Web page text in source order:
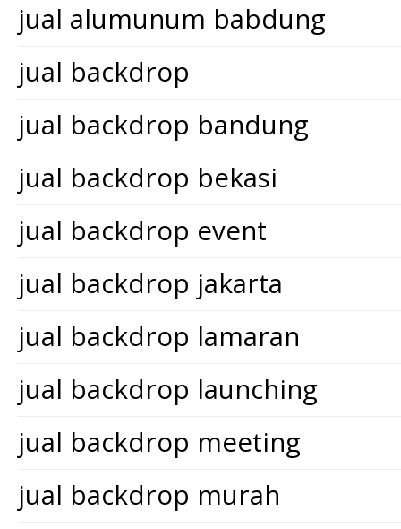
jual alumunum babdung
jual backdrop
jual backdrop bandung
jual backdrop bekasi
jual backdrop event
jual backdrop jakarta
jual backdrop lamaran
jual backdrop launching
jual backdrop meeting
jual backdrop murah